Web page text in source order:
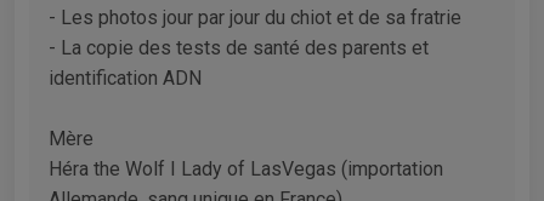
- Les photos jour par jour du chiot et de sa fratrie
- La copie des tests de santé des parents et
identification ADN
Mère
Héra the Wolf I Lady of LasVegas (importation